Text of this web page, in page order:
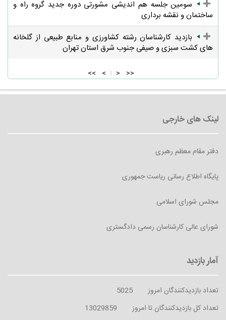
سومین جلسه هم اندیشی مشورتی دوره جدید گروه راه و
ساختمان و نقشه برداری
بازدید کارشناسان رشته کشاورزی و منابع طبیعی از گلخانه
های کشت سبزی و صیفی جنوب شرق استان تهران
<< < ۱ > >>
دفتر مقام معظم رهبری
پایگاه اطلاع رسانی ریاست جمهوری
مجلس شورای اسلامی
شورای عالی کارشناسان رسمی دادگستری
تعداد بازدیدکنندگان امروز
5025
تعداد کل بازدیدکنندگان تا امروز
13029859